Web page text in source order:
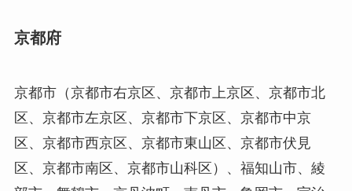
京都府
京都市（京都市右京区、京都市上京区、京都市北
区、京都市左京区、京都市下京区、京都市中京
区、京都市西京区、京都市東山区、京都市伏見
区、京都市南区、京都市山科区）、福知山市、綾